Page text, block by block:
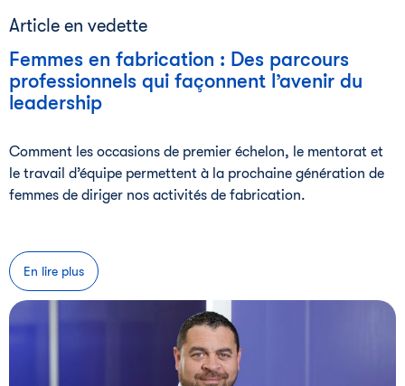
Article en vedette
Femmes en fabrication : Des parcours
professionnels qui façonnent l’avenir du
leadership
Comment les occasions de premier échelon, le mentorat et
le travail d’équipe permettent à la prochaine génération de
femmes de diriger nos activités de fabrication.
En lire plus